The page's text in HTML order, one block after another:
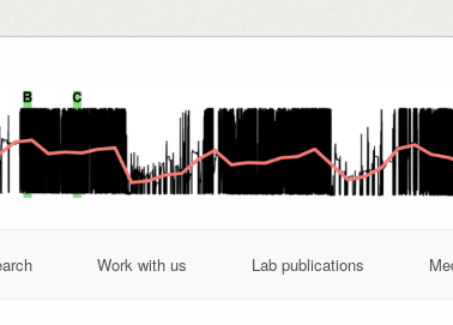
Work with us Lab publications